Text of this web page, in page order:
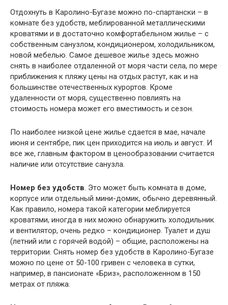
Отдохнуть в Каролино-Бугазе можно по-спартански – в
комнате без удобств, меблированной металлическими
кроватями и в достаточно комфортабельном жилье – с
собственным санузлом, кондиционером, холодильником,
новой мебелью. Самое дешевое жилье здесь можно
снять в наиболее отдаленной от моря части села, по мере
приближения к пляжу цены на отдых растут, как и на
большинстве отечественных курортов. Кроме
удаленности от моря, существенно повлиять на
стоимость номера может его вместимость и сезон.
По наиболее низкой цене жилье сдается в мае, начале
июня и сентябре, пик цен приходится на июль и август. И
все же, главным фактором в ценообразовании считается
наличие или отсутствие санузла.
Номер без удобств. Это может быть комната в доме,
корпусе или отдельный мини-домик, обычно деревянный.
Как правило, номера такой категории меблируется
кроватями, иногда в них можно обнаружить холодильник
и вентилятор, очень редко – кондиционер. Туалет и душ
(летний или с горячей водой) – общие, расположены на
территории. Снять номер без удобств в Каролино-Бугазе
можно по цене от 50-100 гривен с человека в сутки,
например, в пансионате «Бриз», расположенном в 150
метрах от пляжа.